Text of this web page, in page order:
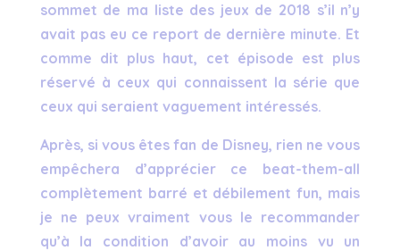
sommet de ma liste des jeux de 2018 s’il n’y
avait pas eu ce report de dernière minute. Et
comme dit plus haut, cet épisode est plus
réservé à ceux qui connaissent la série que
ceux qui seraient vaguement intéressés.
Après, si vous êtes fan de Disney, rien ne vous
empêchera d’apprécier ce beat-them-all
complètement barré et débilement fun, mais
je ne peux vraiment vous le recommander
qu’à la condition d’avoir au moins vu un